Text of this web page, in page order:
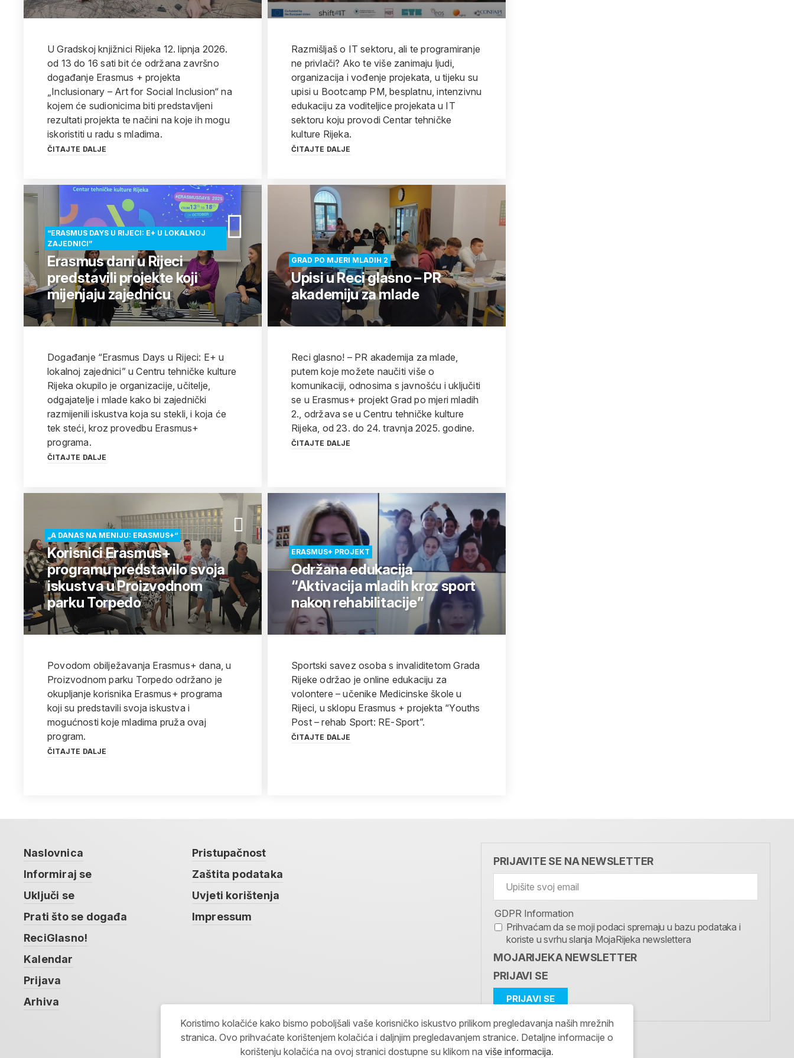
U Gradskoj knjižnici Rijeka 12. lipnja 2026.
od 13 do 16 sati bit će održana završno
događanje Erasmus + projekta
„Inclusionary – Art for Social Inclusion“ na
kojem će sudionicima biti predstavljeni
rezultati projekta te načini na koje ih mogu
iskoristiti u radu s mladima.
ČITAJTE DALJE
Razmišljaš o IT sektoru, ali te programiranje
ne privlači? Ako te više zanimaju ljudi,
organizacija i vođenje projekata, u tijeku su
upisi u Bootcamp PM, besplatnu, intenzivnu
edukaciju za voditeljice projekata u IT
sektoru koju provodi Centar tehničke
kulture Rijeka.
ČITAJTE DALJE
“ERASMUS DAYS U RIJECI: E+ U LOKALNOJ
ZAJEDNICI”
Erasmus dani u Rijeci
predstavili projekte koji
mijenjaju zajednicu
Događanje “Erasmus Days u Rijeci: E+ u
lokalnoj zajednici” u Centru tehničke kulture
Rijeka okupilo je organizacije, učitelje,
odgajatelje i mlade kako bi zajednički
razmijenili iskustva koja su stekli, i koja će
tek steći, kroz provedbu Erasmus+
programa.
ČITAJTE DALJE
GRAD PO MJERI MLADIH 2
Upisi u Reci glasno – PR
akademiju za mlade
Reci glasno! – PR akademija za mlade,
putem koje možete naučiti više o
komunikaciji, odnosima s javnošću i uključiti
se u Erasmus+ projekt Grad po mjeri mladih
2., održava se u Centru tehničke kulture
Rijeka, od 23. do 24. travnja 2025. godine.
ČITAJTE DALJE
„A DANAS NA MENIJU: ERASMUS+“
Korisnici Erasmus+
programu predstavilo svoja
iskustva u Proizvodnom
parku Torpedo
Povodom obilježavanja Erasmus+ dana, u
Proizvodnom parku Torpedo održano je
okupljanje korisnika Erasmus+ programa
koji su predstavili svoja iskustva i
mogućnosti koje mladima pruža ovaj
program.
ČITAJTE DALJE
ERASMUS+ PROJEKT
Održana edukacija
“Aktivacija mladih kroz sport
nakon rehabilitacije”
Sportski savez osoba s invaliditetom Grada
Rijeke održao je online edukaciju za
volontere – učenike Medicinske škole u
Rijeci, u sklopu Erasmus + projekta “Youths
Post – rehab Sport: RE-Sport”.
ČITAJTE DALJE
Naslovnica
Informiraj se
Uključi se
Prati što se događa
ReciGlasno!
Kalendar
Prijava
Arhiva
Pristupačnost
Zaštita podataka
Uvjeti korištenja
Impressum
PRIJAVITE SE NA NEWSLETTER
GDPR Information
Prihvaćam da se moji podaci spremaju u bazu podataka i
koriste u svrhu slanja MojaRijeka newslettera
MOJARIJEKA NEWSLETTER
PRIJAVI SE
Koristimo kolačiće kako bismo poboljšali vaše korisničko iskustvo prilikom pregledavanja naših mrežnih
stranica. Ovo prihvaćate korištenjem kolačića i daljnjim pregledavanjem stranice. Detaljne informacije o
korištenju kolačića na ovoj stranici dostupne su klikom na više informacija.